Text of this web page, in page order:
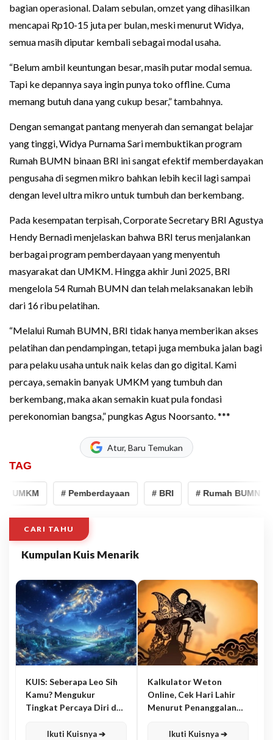
bagian operasional. Dalam sebulan, omzet yang dihasilkan
mencapai Rp10-15 juta per bulan, meski menurut Widya,
semua masih diputar kembali sebagai modal usaha.
“Belum ambil keuntungan besar, masih putar modal semua.
Tapi ke depannya saya ingin punya toko offline. Cuma
memang butuh dana yang cukup besar,” tambahnya.
Dengan semangat pantang menyerah dan semangat belajar
yang tinggi, Widya Purnama Sari membuktikan program
Rumah BUMN binaan BRI ini sangat efektif memberdayakan
pengusaha di segmen mikro bahkan lebih kecil lagi sampai
dengan level ultra mikro untuk tumbuh dan berkembang.
Pada kesempatan terpisah, Corporate Secretary BRI Agustya
Hendy Bernadi menjelaskan bahwa BRI terus menjalankan
berbagai program pemberdayaan yang menyentuh
masyarakat dan UMKM. Hingga akhir Juni 2025, BRI
mengelola 54 Rumah BUMN dan telah melaksanakan lebih
dari 16 ribu pelatihan.
“Melalui Rumah BUMN, BRI tidak hanya memberikan akses
pelatihan dan pendampingan, tetapi juga membuka jalan bagi
para pelaku usaha untuk naik kelas dan go digital. Kami
percaya, semakin banyak UMKM yang tumbuh dan
berkembang, maka akan semakin kuat pula fondasi
perekonomian bangsa,” pungkas Agus Noorsanto. ***
Atur, Baru Temukan
TAG
UMKM # Pemberdayaan # BRI # Rumah BUMN
CARI TAHU
Kumpulan Kuis Menarik
KUIS: Seberapa Leo Sih
Kamu? Mengukur
Tingkat Percaya Diri dan
Ikuti Kuisnya ➔
Kalkulator Weton
Online, Cek Hari Lahir
Menurut Penanggalan
Ikuti Kuisnya ➔